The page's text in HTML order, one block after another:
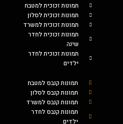
תמונות זכוכית למטבח
תמונות זכוכית לסלון
תמונות זכוכית למשרד
תמונות זכוכית לחדר
שינה
תמונות זכוכית לחדר
ילדים
תמונות קנבס למטבח
תמונות קנבס לסלון
תמונות קנבס למשרד
תמונות קנבס לחדר
ילדים